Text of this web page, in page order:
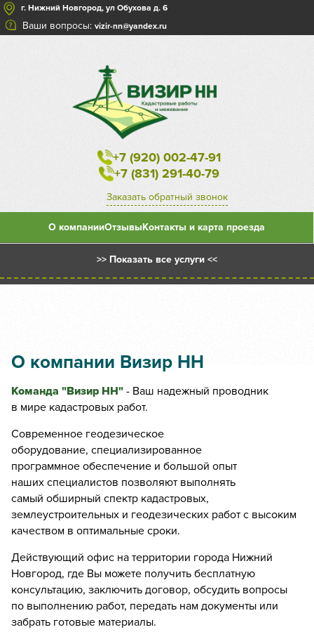
г. Нижний Новгород, ул Обухова д. 6
Ваши вопросы: vizir-nn@yandex.ru
+7 (920) 002-47-91
+7 (831) 291-40-79
Заказать обратный звонок
О компанииОтзывыКонтакты и карта проезда
>> Показать все услуги <<
Раздел земельного участка
Объединение земельных участков
Вынос точек земельного участка в натуру
Изготовление схем на КПТ
Технический план здания
Технический план помещения
Зоны с особыми условиями использования территорий
Изготовление акта обследования
Изготовление технического паспорта
Технический план объекта незавершенного строительства
Стоимость выезда в районы
О компании Визир НН
Команда "Визир НН" - Ваш надежный проводник
в мире кадастровых работ.
Современное геодезическое
оборудование, специализированное
программное обеспечение и большой опыт
наших специалистов позволяют выполнять
самый обширный спектр кадастровых,
землеустроительных и геодезических работ с высоким
качеством в оптимальные сроки.
Действующий офис на территории города Нижний
Новгород, где Вы можете получить бесплатную
консультацию, заключить договор, обсудить вопросы
по выполнению работ, передать нам документы или
забрать готовые материалы.